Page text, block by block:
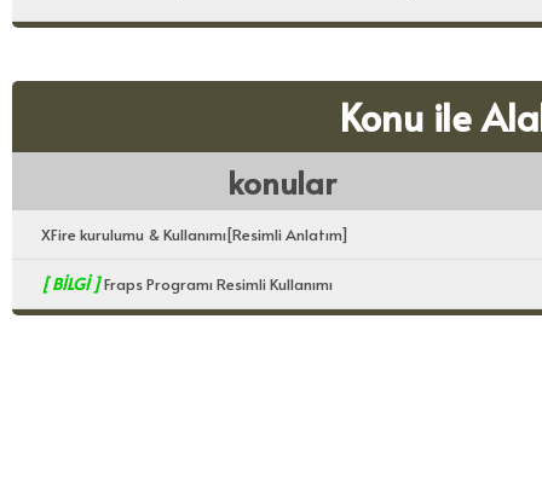
Konu ile
konular
XFire kurulumu & Kullanımı[Resimli Anlatım]
[ BİLGİ ]Fraps Programı Resimli Kullanımı